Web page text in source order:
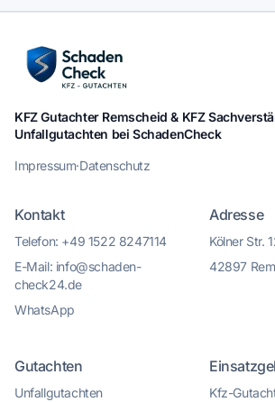
KFZ Gutachter Remscheid & KFZ
Unfallgutachten bei SchadenCheck
Impressum·Datenschutz
Kontakt
Telefon: +49 1522 8247114
E-Mail: info@schaden-
check24.de
WhatsApp
Adresse
Kölner Str.
42897
Gutachten
Unfallgutachten
Kfz-